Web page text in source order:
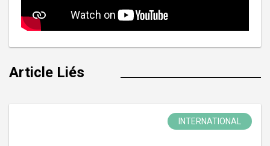
Article Liés
INTERNATIONAL